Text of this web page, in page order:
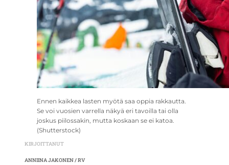
Ennen kaikkea lasten myötä saa oppia rakkautta.
Se voi vuosien varrella näkyä eri tavoilla tai olla
joskus piilossakin, mutta koskaan se ei katoa.
(Shutterstock)
KIRJOITTANUT
ANNIINA JAKONEN / RV